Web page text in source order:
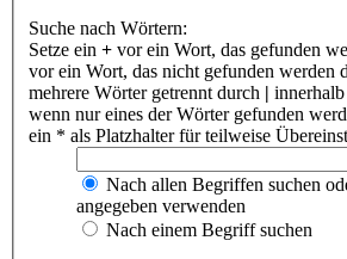
Suche nach Wörtern:
Setze ein + vor ein Wort, das gefunden
vor ein Wort, das nicht gefunden werden
mehrere Wörter getrennt durch |
wenn nur eines der Wörter gefunden
ein * als Platzhalter für teilweise
Nach allen Begriffen suchen
angegeben verwenden
Nach einem Begriff suchen